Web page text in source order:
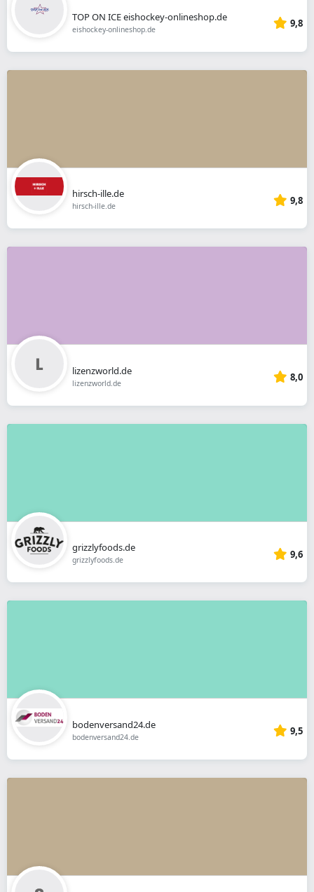
TOP ON ICE eishockey-onlineshop.de
eishockey-onlineshop.de 9,8
hirsch-ille.de
hirsch-ille.de 9,8
lizenzworld.de
lizenzworld.de 8,0
grizzlyfoods.de
grizzlyfoods.de 9,6
bodenversand24.de
bodenversand24.de 9,5